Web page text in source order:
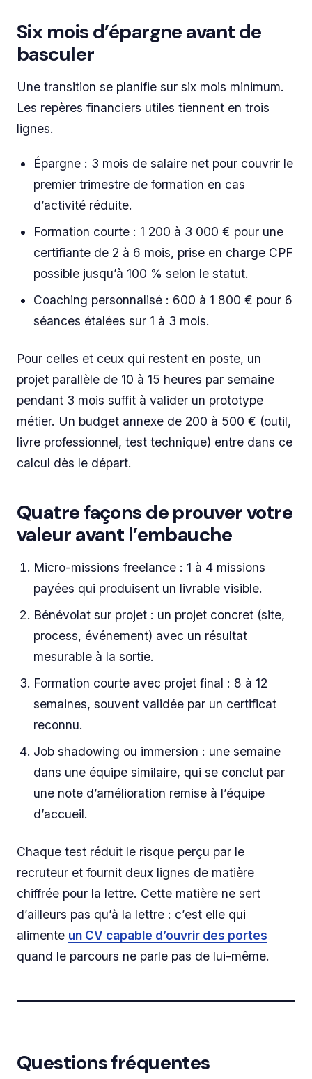
Six mois d’épargne avant de
basculer
Une transition se planifie sur six mois minimum.
Les repères financiers utiles tiennent en trois
lignes.
Épargne : 3 mois de salaire net pour couvrir le
premier trimestre de formation en cas
d’activité réduite.
Formation courte : 1 200 à 3 000 € pour une
certifiante de 2 à 6 mois, prise en charge CPF
possible jusqu’à 100 % selon le statut.
Coaching personnalisé : 600 à 1 800 € pour 6
séances étalées sur 1 à 3 mois.
Pour celles et ceux qui restent en poste, un
projet parallèle de 10 à 15 heures par semaine
pendant 3 mois suffit à valider un prototype
métier. Un budget annexe de 200 à 500 € (outil,
livre professionnel, test technique) entre dans ce
calcul dès le départ.
Quatre façons de prouver votre
valeur avant l’embauche
Micro-missions freelance : 1 à 4 missions
payées qui produisent un livrable visible.
Bénévolat sur projet : un projet concret (site,
process, événement) avec un résultat
mesurable à la sortie.
Formation courte avec projet final : 8 à 12
semaines, souvent validée par un certificat
reconnu.
Job shadowing ou immersion : une semaine
dans une équipe similaire, qui se conclut par
une note d’amélioration remise à l’équipe
d’accueil.
Chaque test réduit le risque perçu par le
recruteur et fournit deux lignes de matière
chiffrée pour la lettre. Cette matière ne sert
d’ailleurs pas qu’à la lettre : c’est elle qui
alimente un CV capable d’ouvrir des portes
quand le parcours ne parle pas de lui-même.
Questions fréquentes